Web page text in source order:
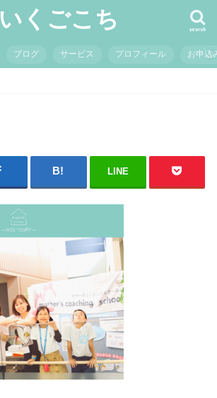
いくごこち search
ブログ サービス プロフィール お申込
LINE